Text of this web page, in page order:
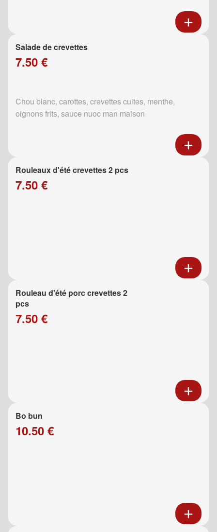
Salade de crevettes
7.50 €
Chou blanc, carottes, crevettes cuites, menthe,
oignons frits, sauce nuoc man maison
Rouleaux d'été crevettes 2 pcs
7.50 €
Rouleau d'été porc crevettes 2
pcs
7.50 €
Bo bun
10.50 €